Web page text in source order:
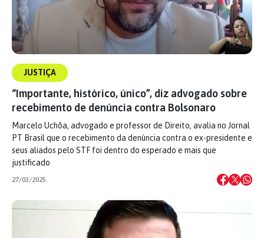
JUSTIÇA
“Importante, histórico, único”, diz advogado sobre
recebimento de denúncia contra Bolsonaro
Marcelo Uchôa, advogado e professor de Direito, avalia no Jornal
PT Brasil que o recebimento da denúncia contra o ex-presidente e
seus aliados pelo STF foi dentro do esperado e mais que
justificado
27/03/2025